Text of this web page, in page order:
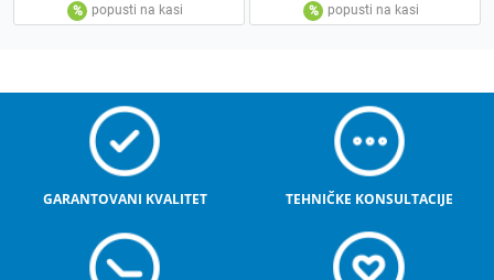
GARANTOVANI KVALITET TEHNIČKE KONSULTACIJE